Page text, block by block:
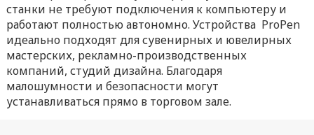
станки не требуют подключения к компьютеру и
работают полностью автономно. Устройства ProPen
идеально подходят для сувенирных и ювелирных
мастерских, рекламно-производственных
компаний, студий дизайна. Благодаря
малошумности и безопасности могут
устанавливаться прямо в торговом зале.